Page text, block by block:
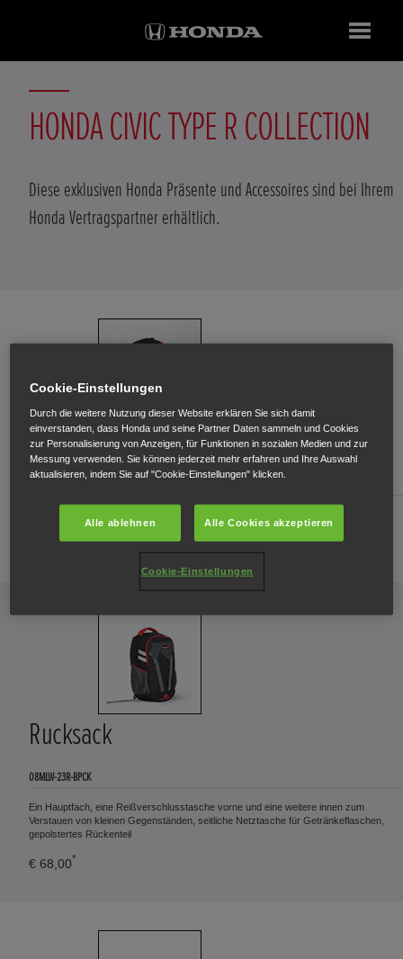
HONDA CIVIC TYPE R COLLECTION
Diese exklusiven Honda Präsente und Accessoires sind bei Ihrem
Honda Vertragspartner erhältlich.
Baseball Kappe
€ 35,00*
Rucksack
08MLW-23R-BPCK
Ein Hauptfach, eine Reißverschlusstasche vorne und eine weitere innen zum
Verstauen von kleinen Gegenständen, seitliche Netztasche für Getränkeflaschen,
gepolstertes Rückenteil
€ 68,00*
Cookie-Einstellungen
Durch die weitere Nutzung dieser Website erklären Sie sich damit
einverstanden, dass Honda und seine Partner Daten sammeln und Cookies
zur Personalisierung von Anzeigen, für Funktionen in sozialen Medien und zur
Messung verwenden. Sie können jederzeit mehr erfahren und Ihre Auswahl
aktualisieren, indem Sie auf "Cookie-Einstellungen" klicken.
Alle ablehnen Alle Cookies akzeptieren
Cookie-Einstellungen